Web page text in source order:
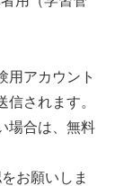
用アカウント
信されます。
場合は、無料
お願いしま